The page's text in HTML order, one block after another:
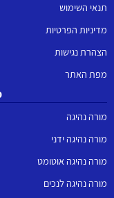
תנאי השימוש
מדיניות הפרטיות
הצהרת נגישות
מפת האתר
מורה נהיגה
מורה נהיגה ידני
מורה נהיגה אוטומט
מורה נהיגה לנכים